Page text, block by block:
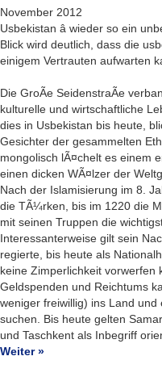
November 2012
Usbekistan â wieder so ein
Blick wird deutlich, dass die
einigem Vertrauten aufwarten
Die GroÃe SeidenstraÃe
kulturelle und wirtschaftliche
dies in Usbekistan bis heute,
Gesichter der gesammelten
mongolisch lÃ¤chelt es einem
einen dicken WÃ¤lzer der
Nach der Islamisierung im 8.
die TÃ¼rken, bis im 1220 die
mit seinen Truppen die
Interessanterweise gilt sein
regierte, bis heute als
keine Zimperlichkeit vorwerfen
Geldspenden und Reichtums
weniger freiwillig) ins Land
suchen. Bis heute gelten
und Taschkent als Inbegriff
Weiter »